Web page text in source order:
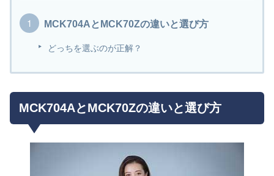
MCK704AとMCK70Zの違いと選び方
どっちを選ぶのが正解？
MCK704AとMCK70Zの違いと選び方